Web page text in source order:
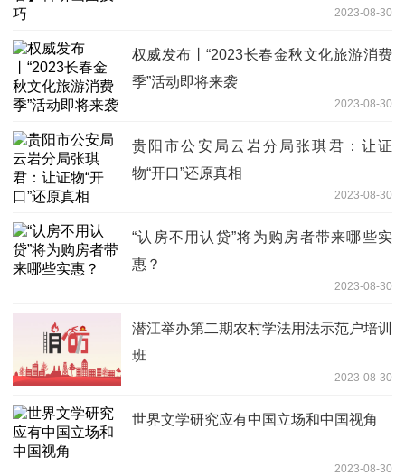
2023-08-30
权威发布丨“2023长春金秋文化旅游消费
季”活动即将来袭
2023-08-30
贵阳市公安局云岩分局张琪君：让证
物“开口”还原真相
2023-08-30
“认房不用认贷”将为购房者带来哪些实
惠？
2023-08-30
潜江举办第二期农村学法用法示范户培训
班
2023-08-30
世界文学研究应有中国立场和中国视角
2023-08-30